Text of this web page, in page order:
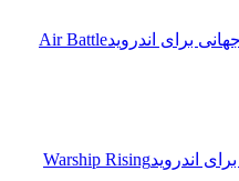
Air Battle
Warship Rising